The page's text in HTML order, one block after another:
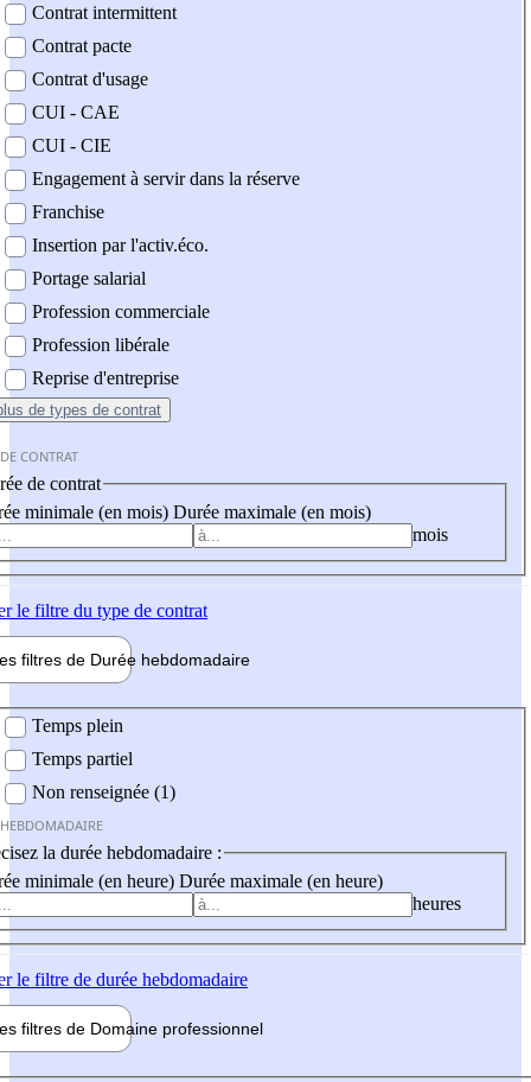
Contrat intermittent
Contrat pacte
Contrat d'usage
CUI - CAE
CUI - CIE
Engagement à servir dans la réserve
Franchise
Insertion par l'activ.éco.
Portage salarial
Profession commerciale
Profession libérale
Reprise d'entreprise
de types de contrat
CONTRAT
de contrat
minimale (en mois) Durée maximale (en mois)
mois
le filtre du type de contrat
filtres de Durée hebdomadaire
Temps plein
Temps partiel
Non renseignée (1)
la durée hebdomadaire :
minimale (en heure) Durée maximale (en heure)
heures
le filtre de durée hebdomadaire
filtres de Domaine professionnel